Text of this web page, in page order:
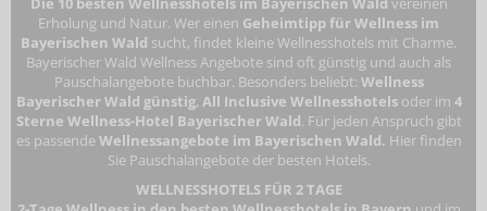
Erholung und Natur. Wer einen Geheimtipp für Wellness im
Bayerischen Wald sucht, findet kleine Wellnesshotels mit Charme.
Bayerischer Wald Wellness Angebote sind oft günstig und auch als
Pauschalangebote buchbar. Besonders beliebt: Wellness
Bayerischer Wald günstig, All Inclusive Wellnesshotels oder im 4
Sterne Wellness-Hotel Bayerischer Wald. Für jeden Anspruch gibt
es passendeWellnessangebote im Bayerischen Wald. Hier finden
Sie Pauschalangebote der besten Hotels.
WELLNESSHOTELS FÜR 2 TAGE